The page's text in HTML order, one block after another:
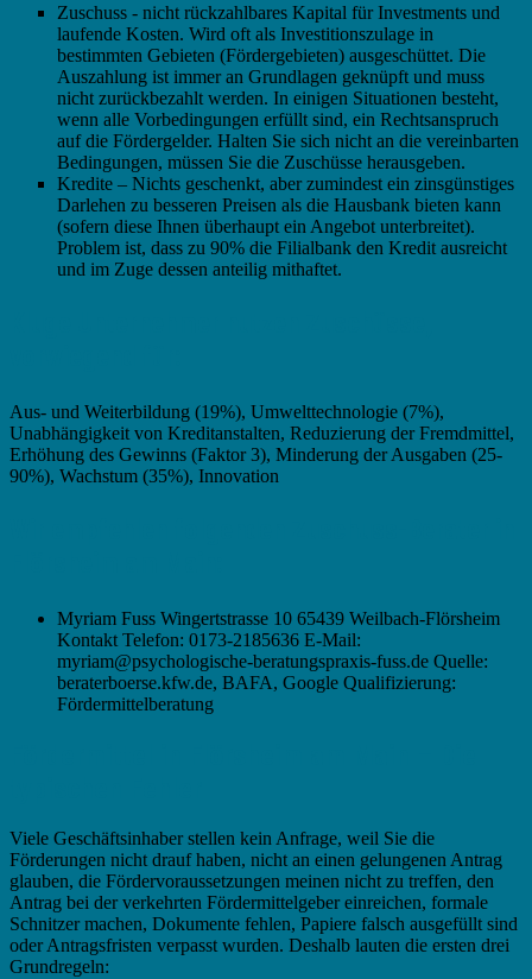
Zuschuss - nicht rückzahlbares Kapital für Investments und
laufende Kosten. Wird oft als Investitionszulage in
bestimmten Gebieten (Fördergebieten) ausgeschüttet. Die
Auszahlung ist immer an Grundlagen geknüpft und muss
nicht zurückbezahlt werden. In einigen Situationen besteht,
wenn alle Vorbedingungen erfüllt sind, ein Rechtsanspruch
auf die Fördergelder. Halten Sie sich nicht an die vereinbarten
Bedingungen, müssen Sie die Zuschüsse herausgeben.
Kredite – Nichts geschenkt, aber zumindest ein zinsgünstiges
Darlehen zu besseren Preisen als die Hausbank bieten kann
(sofern diese Ihnen überhaupt ein Angebot unterbreitet).
Problem ist, dass zu 90% die Filialbank den Kredit ausreicht
und im Zuge dessen anteilig mithaftet.
Aus- und Weiterbildung (19%), Umwelttechnologie (7%),
Unabhängigkeit von Kreditanstalten, Reduzierung der Fremdmittel,
Erhöhung des Gewinns (Faktor 3), Minderung der Ausgaben (25-
90%), Wachstum (35%), Innovation
Myriam Fuss Wingertstrasse 10 65439 Weilbach-Flörsheim
Kontakt Telefon: 0173-2185636 E-Mail:
myriam@psychologische-beratungspraxis-fuss.de Quelle:
beraterboerse.kfw.de, BAFA, Google Qualifizierung:
Fördermittelberatung
Viele Geschäftsinhaber stellen kein Anfrage, weil Sie die
Förderungen nicht drauf haben, nicht an einen gelungenen Antrag
glauben, die Fördervoraussetzungen meinen nicht zu treffen, den
Antrag bei der verkehrten Fördermittelgeber einreichen, formale
Schnitzer machen, Dokumente fehlen, Papiere falsch ausgefüllt sind
oder Antragsfristen verpasst wurden. Deshalb lauten die ersten drei
Grundregeln: